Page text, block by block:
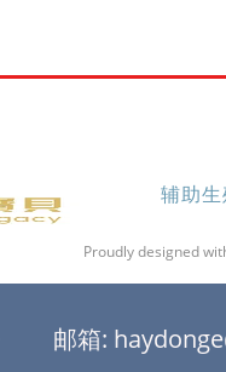
辅助生
Proudly designed
邮箱: